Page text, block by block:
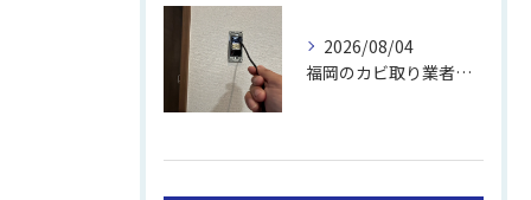
2026/08/04
福岡のカビ取り業者おすすめの選び方と費用